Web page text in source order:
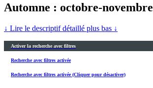
Automne : octobre-novembre
↓ Lire le descriptif détaillé plus bas ↓
Activer la recherche avec filtres
Recherche avec filtres activée
Recherche avec filtres activée (Cliquer pour désactiver)